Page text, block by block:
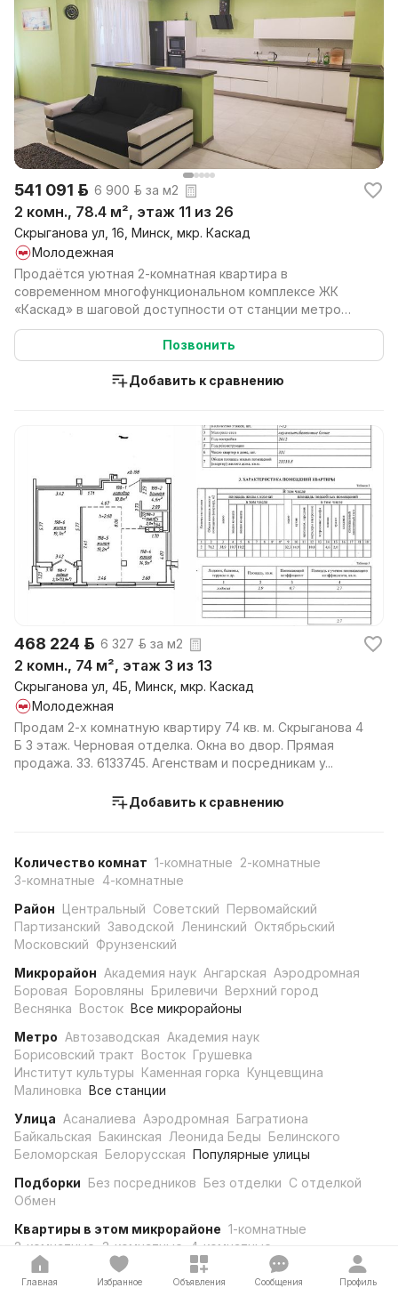
541 091 р. 6 900 р. за м2
2 комн., 78.4 м², этаж 11 из 26
Скрыганова ул, 16, Минск, мкр. Каскад
Молодежная
Продаётся уютная 2-комнатная квартира в
современном многофункциональном комплексе ЖК
«Каскад» в шаговой доступности от станции метро
«Молодёжная» Минс...
Позвонить
Добавить к сравнению
468 224 р. 6 327 р. за м2
2 комн., 74 м², этаж 3 из 13
Скрыганова ул, 4Б, Минск, мкр. Каскад
Молодежная
Продам 2-х комнатную квартиру 74 кв. м. Скрыганова 4
Б 3 этаж. Черновая отделка. Окна во двор. Прямая
продажа. 33. 6133745. Агенствам и посредникам у...
Добавить к сравнению
Количество комнат 1-комнатные 2-комнатные
3-комнатные 4-комнатные
Район Центральный Советский Первомайский
Партизанский Заводской Ленинский Октябрьский
Московский Фрунзенский
Микрорайон Академия наук Ангарская Аэродромная
Боровая Боровляны Брилевичи Верхний город
Веснянка Восток Все микрорайоны
Метро Автозаводская Академия наук
Борисовский тракт Восток Грушевка
Институт культуры Каменная горка Кунцевщина
Малиновка Все станции
Улица Асаналиева Аэродромная Багратиона
Байкальская Бакинская Леонида Беды Белинского
Беломорская Белорусская Популярные улицы
Подборки Без посредников Без отделки С отделкой
Обмен
Квартиры в этом микрорайоне 1-комнатные
2-комнатные
3-комнатные 4-комнатные
Главная Избранное Объявления Сообщения Профиль